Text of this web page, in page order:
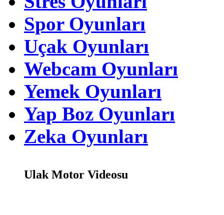
Spor Oyunları
Uçak Oyunları
Webcam Oyunları
Yemek Oyunları
Yap Boz Oyunları
Zeka Oyunları
Ulak Motor Videosu